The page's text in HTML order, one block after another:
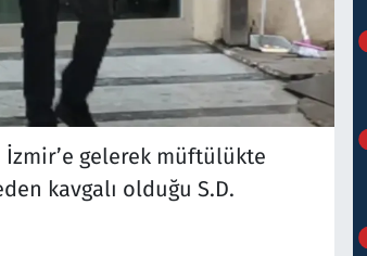
gelerek müftülükte
kavgalı olduğu S.D.